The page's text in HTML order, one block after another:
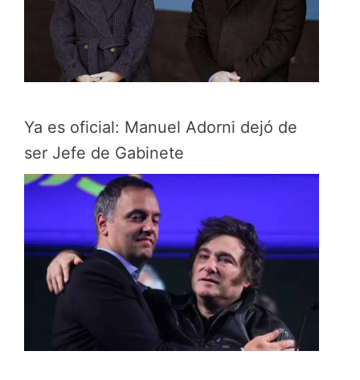
Ya es oficial: Manuel Adorni dejó de
ser Jefe de Gabinete